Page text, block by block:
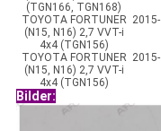
(TGN166, TGN168)
TOYOTA FORTUNER
(N15, N16) 2,7 VVT-i
4x4 (TGN156)
2015-
TOYOTA FORTUNER
(N15, N16) 2,7 VVT-i
4x4 (TGN156)
2015-
Bilder: